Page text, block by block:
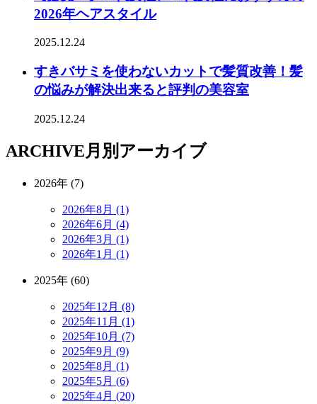
2026年ヘアスタイル
2025.12.24
すきバサミを使わないカットで髪質改善！髪
の悩みが解決出来ると評判の美容室
2025.12.24
ARCHIVE月別アーカイブ
2026年 (7)
2026年8月 (1)
2026年6月 (4)
2026年3月 (1)
2026年1月 (1)
2025年 (60)
2025年12月 (8)
2025年11月 (1)
2025年10月 (7)
2025年9月 (9)
2025年8月 (1)
2025年5月 (6)
2025年4月 (20)